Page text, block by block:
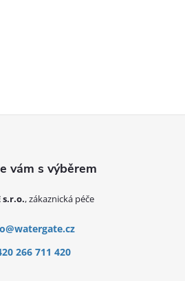
s.r.o.
@watergate.cz
266 711 420